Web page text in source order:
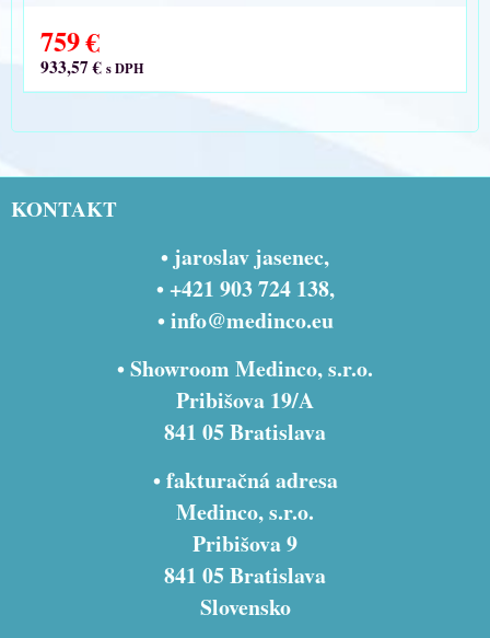
759 €
933,57 € s DPH
KONTAKT
• jaroslav jasenec,
• +421 903 724 138,
•info@medinco.eu
• Showroom Medinco, s.r.o.
Pribišova 19/A
841 05 Bratislava
• fakturačná adresa
Medinco, s.r.o.
Pribišova 9
841 05 Bratislava
Slovensko